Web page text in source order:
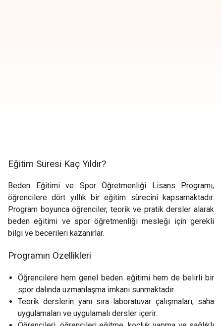
Eğitim Süresi Kaç Yıldır?
Beden Eğitimi ve Spor Öğretmenliği Lisans Programı,
öğrencilere dört yıllık bir eğitim sürecini kapsamaktadır.
Program boyunca öğrenciler, teorik ve pratik dersler alarak
beden eğitimi ve spor öğretmenliği mesleği için gerekli
bilgi ve becerileri kazanırlar.
Programın Özellikleri
Öğrencilere hem genel beden eğitimi hem de belirli bir
spor dalında uzmanlaşma imkanı sunmaktadır.
Teorik derslerin yanı sıra laboratuvar çalışmaları, saha
uygulamaları ve uygulamalı dersler içerir.